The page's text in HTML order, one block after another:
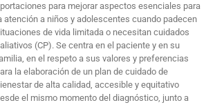
para mejorar aspectos esenciales para
atención a niños y adolescentes cuando padecen
de vida limitada o necesitan cuidados
(CP). Se centra en el paciente y en su
en el respeto a sus valores y preferencias
la elaboración de un plan de cuidado de
de alta calidad, accesible y equitativo
el mismo momento del diagnóstico, junto a